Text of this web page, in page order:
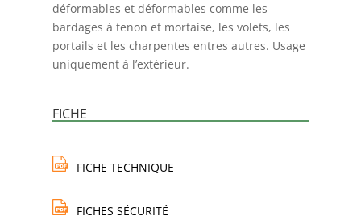
déformables et déformables comme les
bardages à tenon et mortaise, les volets, les
portails et les charpentes entres autres. Usage
uniquement à l’extérieur.
FICHE
FICHE TECHNIQUE
FICHES SÉCURITÉ